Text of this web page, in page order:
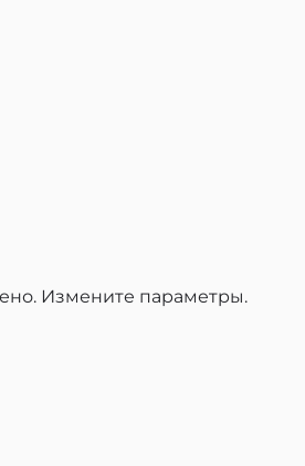
Измените параметры.